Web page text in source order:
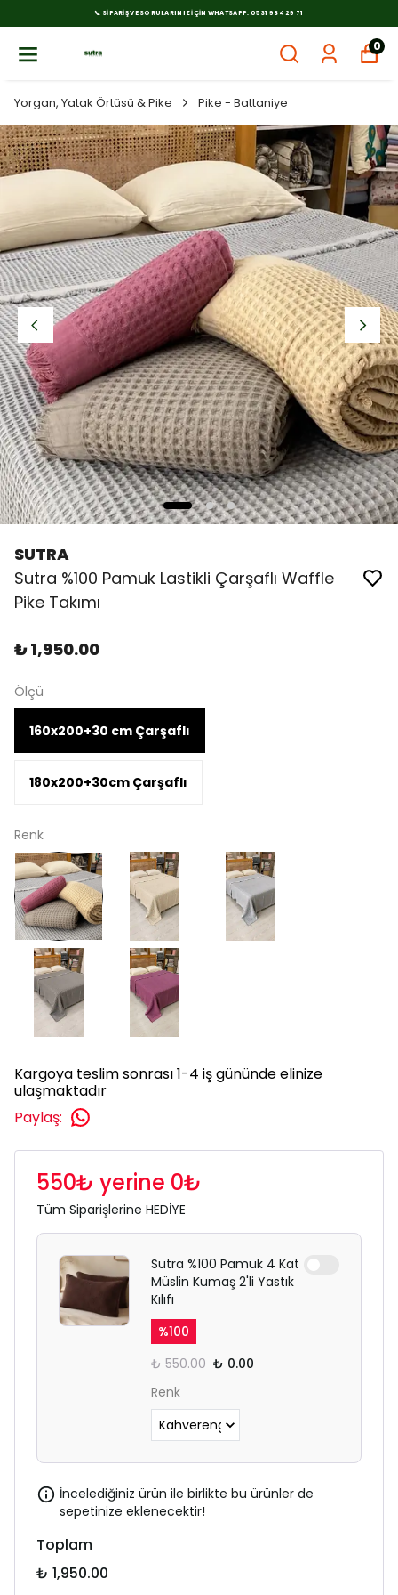
📞 SIPARIŞ VE SORULARINIZ İÇIN WHATSAPP: 0531 984 29 71
0
Yorgan, Yatak Örtüsü & Pike Pike - Battaniye
SUTRA
Sutra %100 Pamuk Lastikli Çarşaflı Waffle
Pike Takımı
₺ 1,950.00
Ölçü
160x200+30 cm Çarşaflı
180x200+30cm Çarşaflı
Renk
Kargoya teslim sonrası 1-4 iş gününde elinize
ulaşmaktadır
Paylaş:
550₺ yerine 0₺
Tüm Siparişlerine HEDİYE
Sutra %100 Pamuk 4 Kat
Müslin Kumaş 2'li Yastık
Kılıfı
%100
₺ 550.00 ₺ 0.00
Renk
İncelediğiniz ürün ile birlikte bu ürünler de
sepetinize eklenecektir!
Toplam
₺ 1,950.00